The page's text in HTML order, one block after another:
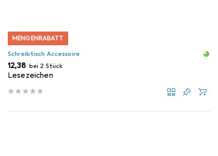
MENGENRABATT
Schreibtisch Accessoire
EUR
12,38 bei 2 Stück
Lesezeichen